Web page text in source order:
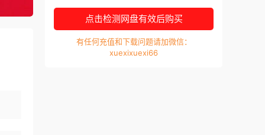
点击检测网盘有效后购买
有任何充值和下载问题请加微信：
xuexixuexi66